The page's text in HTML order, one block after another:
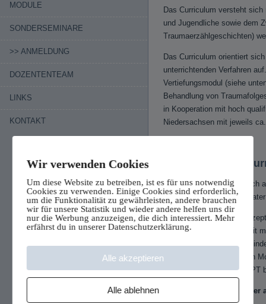
MODULE
SONDERSEMINARE
>> ANMELDUNG
DOZENTENTEAM
LINKS
KONTAKT
Das Curriculum versteht
und Jugendliche sowie dem
Traumaerzählgeschichten)
Das Curriculum orientiert
unterrichtenden Verfahren
Vertiefungsmodul (siehe
Behandlung von
in Kooperation mit hoch
Niedersachsen mit jeweils
Zielgruppen des
Das Curriculum wendet sich
Kinder- und
Das jetzt vorliegende
unserem Curriculum „Arbeit
Supervision, verteilt auf
müssen die beschriebenen
Mitgliedschaft in der DeGPT
Die Seminare können
Wir verwenden Cookies
Um diese Website zu betreiben, ist es für uns notwendig
Cookies zu verwenden. Einige Cookies sind erforderlich,
um die Funktionalität zu gewährleisten, andere brauchen
wir für unsere Statistik und wieder andere helfen uns dir
nur die Werbung anzuzeigen, die dich interessiert. Mehr
erfährst du in unserer Datenschutzerklärung.
Alle akzeptieren
Alle ablehnen